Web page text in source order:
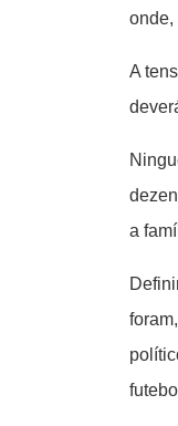
onde,
A
a